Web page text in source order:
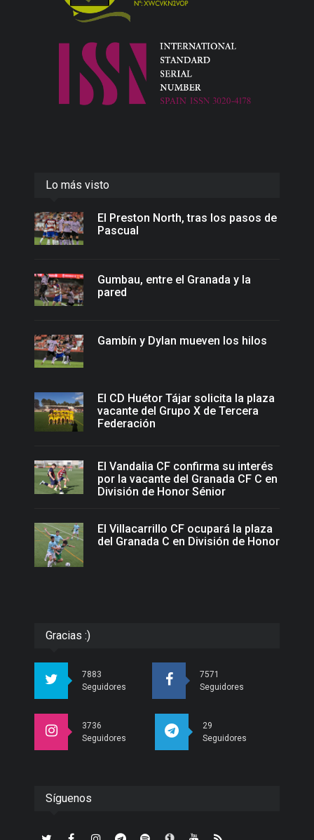
Lo más visto
El Preston North, tras los pasos de
Pascual
Gumbau, entre el Granada y la
pared
Gambín y Dylan mueven los hilos
El CD Huétor Tájar solicita la plaza
vacante del Grupo X de Tercera
Federación
El Vandalia CF confirma su interés
por la vacante del Granada CF C en
División de Honor Sénior
El Villacarrillo CF ocupará la plaza
del Granada C en División de Honor
Gracias :)
7883
Seguidores
7571
Seguidores
3736
Seguidores
29
Seguidores
Síguenos